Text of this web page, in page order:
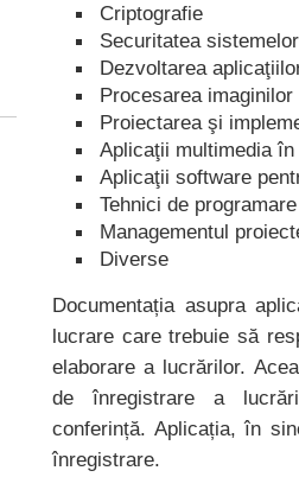
Criptografie
Securitatea
Dezvoltarea
Procesarea imaginilor
Proiectarea şi
Aplicaţii multimedia
Aplicaţii software
Tehnici de programare
Managementul
Diverse
Documentația asupra
lucrare care trebuie să
elaborare a lucrărilor.
de înregistrare a
conferință. Aplicația, în
înregistrare.